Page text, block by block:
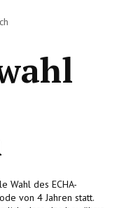
Wahl des ECHA-
von 4 Jahren statt.